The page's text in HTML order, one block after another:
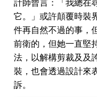
計師曾言：「我總在
它。」或許顛覆時裝
件再自然不過的事，
前衛的，但她一直堅
法，以解構剪裁及及
裝，也會透過設計來
訴。